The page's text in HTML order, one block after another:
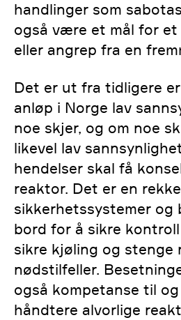
handlinger som
også være et mål for
eller angrep fra en
Det er ut fra tidligere
anløp i Norge lav
noe skjer, og om noe
likevel lav
hendelser skal få
reaktor. Det er en rekke
sikkerhetssystemer og
bord for å sikre
sikre kjøling og stenge
nødstilfeller.
også kompetanse til
håndtere alvorlige